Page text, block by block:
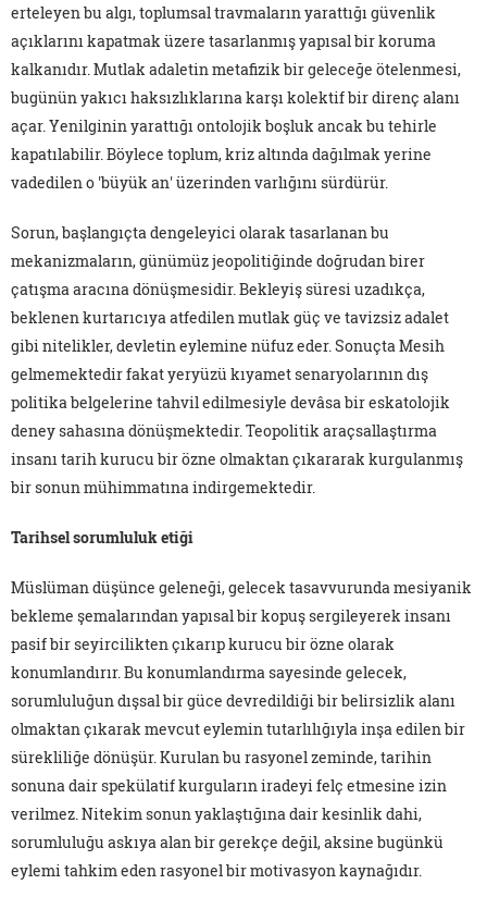
erteleyen bu algı, toplumsal travmaların yarattığı güvenlik
açıklarını kapatmak üzere tasarlanmış yapısal bir koruma
kalkanıdır. Mutlak adaletin metafizik bir geleceğe ötelenmesi,
bugünün yakıcı haksızlıklarına karşı kolektif bir direnç alanı
açar. Yenilginin yarattığı ontolojik boşluk ancak bu tehirle
kapatılabilir. Böylece toplum, kriz altında dağılmak yerine
vadedilen o 'büyük an' üzerinden varlığını sürdürür.
Sorun, başlangıçta dengeleyici olarak tasarlanan bu
mekanizmaların, günümüz jeopolitiğinde doğrudan birer
çatışma aracına dönüşmesidir. Bekleyiş süresi uzadıkça,
beklenen kurtarıcıya atfedilen mutlak güç ve tavizsiz adalet
gibi nitelikler, devletin eylemine nüfuz eder. Sonuçta Mesih
gelmemektedir fakat yeryüzü kıyamet senaryolarının dış
politika belgelerine tahvil edilmesiyle devâsa bir eskatolojik
deney sahasına dönüşmektedir. Teopolitik araçsallaştırma
insanı tarih kurucu bir özne olmaktan çıkararak kurgulanmış
bir sonun mühimmatına indirgemektedir.
Tarihsel sorumluluk etiği
Müslüman düşünce geleneği, gelecek tasavvurunda mesiyanik
bekleme şemalarından yapısal bir kopuş sergileyerek insanı
pasif bir seyircilikten çıkarıp kurucu bir özne olarak
konumlandırır. Bu konumlandırma sayesinde gelecek,
sorumluluğun dışsal bir güce devredildiği bir belirsizlik alanı
olmaktan çıkarak mevcut eylemin tutarlılığıyla inşa edilen bir
sürekliliğe dönüşür. Kurulan bu rasyonel zeminde, tarihin
sonuna dair spekülatif kurguların iradeyi felç etmesine izin
verilmez. Nitekim sonun yaklaştığına dair kesinlik dahi,
sorumluluğu askıya alan bir gerekçe değil, aksine bugünkü
eylemi tahkim eden rasyonel bir motivasyon kaynağıdır.